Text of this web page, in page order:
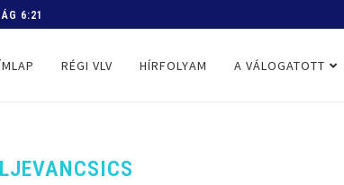
RÉGI VLV HÍRFOLYAM A VÁLOGATOTT